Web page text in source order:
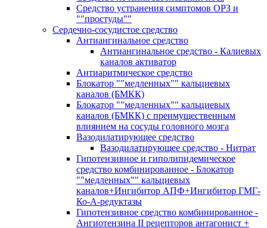
Средство устранения симптомов ОРЗ и
""простуды""
Сердечно-сосудистое средство
Антиангинальное средство
Антиангинальное средство - Калиевых
каналов активатор
Антиаритмическое средство
Блокатор ""медленных"" кальциевых
каналов (БМКК)
Блокатор ""медленных"" кальциевых
каналов (БМКК) с преимущественным
влиянием на сосуды головного мозга
Вазодилатирующее средство
Вазодилатирующее средство - Нитрат
Гипотензивное и гиполипидемическое
средство комбинированное - Блокатор
""медленных"" кальциевых
каналов+Ингибитор АПФ+Ингибитор ГМГ-
Ко-А-редуктазы
Гипотензивное средство комбинированное -
Ангиотензина II рецепторов антагонист +